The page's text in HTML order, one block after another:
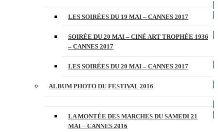
LES SOIRÉES DU 19 MAI – CANNES 2017
SOIRÉE DU 20 MAI – CINÉ ART TROPHÉE 1936
– CANNES 2017
LES SOIRÉES DU 20 MAI – CANNES 2017
ALBUM PHOTO DU FESTIVAL 2016
LA MONTÉE DES MARCHES DU SAMEDI 21
MAI – CANNES 2016